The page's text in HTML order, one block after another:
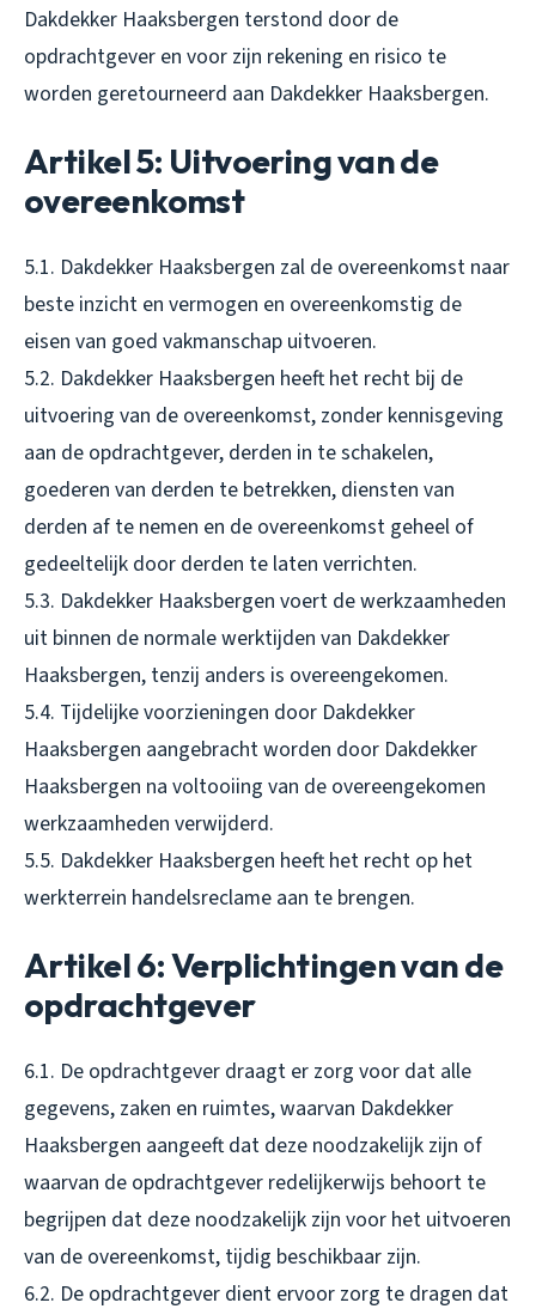
Dakdekker Haaksbergen terstond door de
opdrachtgever en voor zijn rekening en risico te
worden geretourneerd aan Dakdekker Haaksbergen.
Artikel 5: Uitvoering van de
overeenkomst
5.1. Dakdekker Haaksbergen zal de overeenkomst naar
beste inzicht en vermogen en overeenkomstig de
eisen van goed vakmanschap uitvoeren.
5.2. Dakdekker Haaksbergen heeft het recht bij de
uitvoering van de overeenkomst, zonder kennisgeving
aan de opdrachtgever, derden in te schakelen,
goederen van derden te betrekken, diensten van
derden af te nemen en de overeenkomst geheel of
gedeeltelijk door derden te laten verrichten.
5.3. Dakdekker Haaksbergen voert de werkzaamheden
uit binnen de normale werktijden van Dakdekker
Haaksbergen, tenzij anders is overeengekomen.
5.4. Tijdelijke voorzieningen door Dakdekker
Haaksbergen aangebracht worden door Dakdekker
Haaksbergen na voltooiing van de overeengekomen
werkzaamheden verwijderd.
5.5. Dakdekker Haaksbergen heeft het recht op het
werkterrein handelsreclame aan te brengen.
Artikel 6: Verplichtingen van de
opdrachtgever
6.1. De opdrachtgever draagt er zorg voor dat alle
gegevens, zaken en ruimtes, waarvan Dakdekker
Haaksbergen aangeeft dat deze noodzakelijk zijn of
waarvan de opdrachtgever redelijkerwijs behoort te
begrijpen dat deze noodzakelijk zijn voor het uitvoeren
van de overeenkomst, tijdig beschikbaar zijn.
6.2. De opdrachtgever dient ervoor zorg te dragen dat